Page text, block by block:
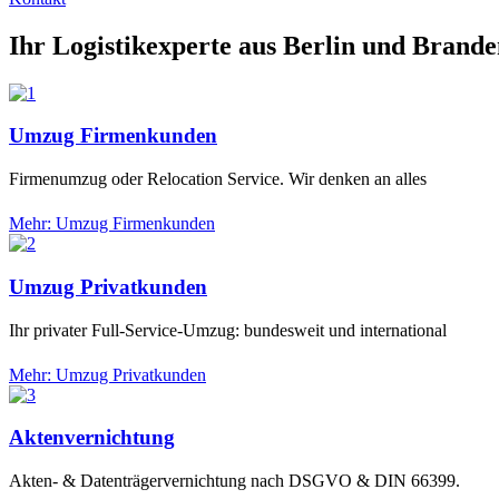
Ihr Logistikexperte aus Berlin und
Umzug Firmenkunden
Firmenumzug oder Relocation Service. Wir denken an alles
Mehr: Umzug Firmenkunden
Umzug Privatkunden
Ihr privater Full-Service-Umzug: bundesweit und international
Mehr: Umzug Privatkunden
Aktenvernichtung
Akten- & Datenträgervernichtung nach DSGVO & DIN 66399.